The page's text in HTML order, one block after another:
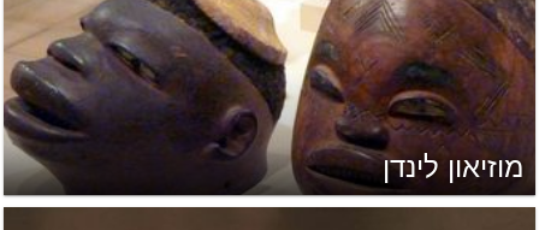
מוזיאון לינדן